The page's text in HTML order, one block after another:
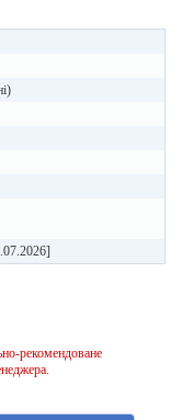
рекомендоване